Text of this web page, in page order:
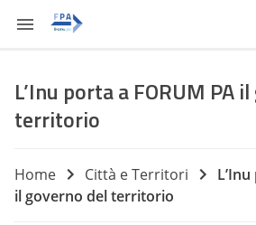
L’Inu porta a FORUM PA
territorio
Home Città e Territori
il governo del territorio